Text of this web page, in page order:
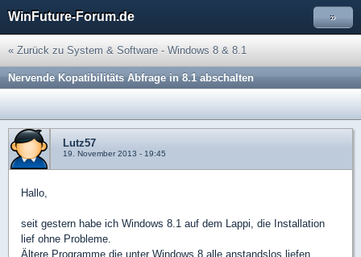
WinFuture-Forum.de »
« Zurück zu System & Software - Windows 8 & 8.1
Nervende Kopatibilitäts Abfrage in 8.1 abschalten
Lutz57
19. November 2013 - 19:45
Hallo,
seit gestern habe ich Windows 8.1 auf dem Lappi, die Installation
lief ohne Probleme.
Ältere Programme die unter Windows 8 alle anstandslos liefen